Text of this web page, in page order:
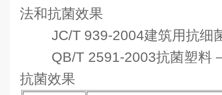
法和抗菌效果
JC/T 939-2004建筑用抗细
QB/T 2591-2003抗菌塑料
抗菌效果